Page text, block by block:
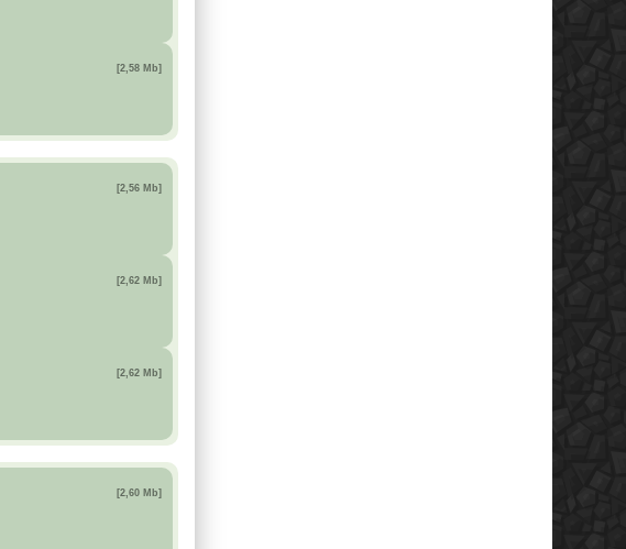
[2,58 Mb]
[2,56 Mb]
[2,62 Mb]
[2,62 Mb]
[2,60 Mb]